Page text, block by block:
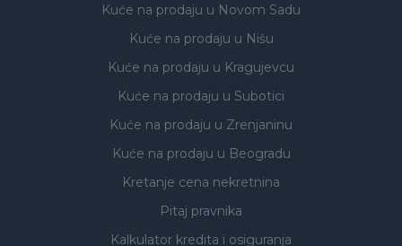
Kuće na prodaju u Novom Sadu
Kuće na prodaju u Nišu
Kuće na prodaju u Kragujevcu
Kuće na prodaju u Subotici
Kuće na prodaju u Zrenjaninu
Kuće na prodaju u Beogradu
Kretanje cena nekretnina
Pitaj pravnika
Kalkulator kredita i osiguranja